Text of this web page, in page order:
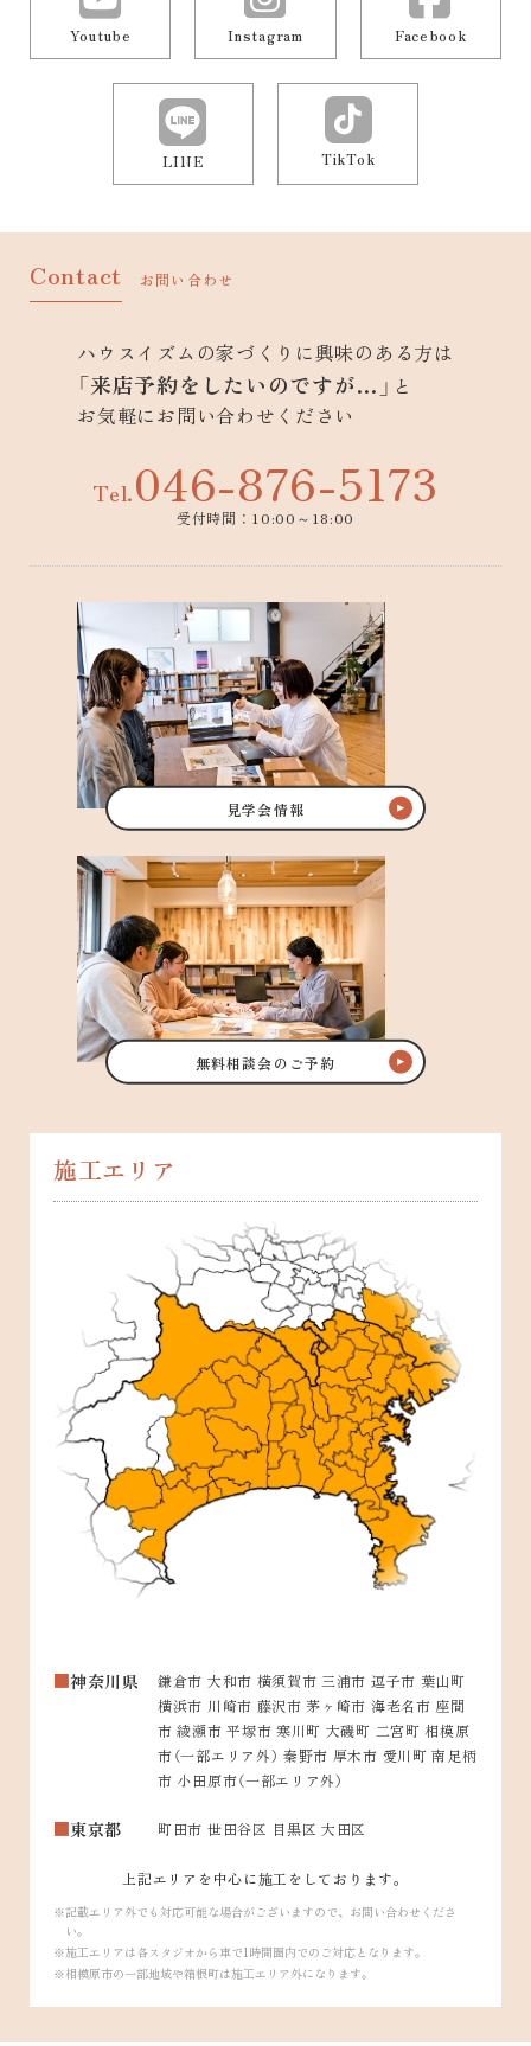
Youtube Instagram Facebook
LINE TikTok
Contact お問い合わせ
ハウスイズムの家づくりに興味のある方は
「来店予約をしたいのですが…」 と
お気軽にお問い合わせください
Tel.046-876-5173
受付時間：10:00～18:00
見学会情報
無料相談会のご予約
施工エリア
神奈川県
鎌倉市 大和市 横須賀市 三浦市 逗子市 葉山町
横浜市 川崎市 藤沢市 茅ヶ崎市 海老名市 座間
市 綾瀬市 平塚市 寒川町 大磯町 二宮町 相模原
市（一部エリア外） 秦野市 厚木市 愛川町 南足柄
市 小田原市（一部エリア外）
東京都 町田市 世田谷区 目黒区 大田区
上記エリアを中心に施工をしております。
記載エリア外でも対応可能な場合がございますので、お問い合わせくださ
い。
施工エリアは各スタジオから車で1時間圏内でのご対応となります。
相模原市の一部地域や箱根町は施工エリア外になります。